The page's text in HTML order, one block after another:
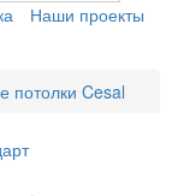
Наши проекты
потолки Cesal